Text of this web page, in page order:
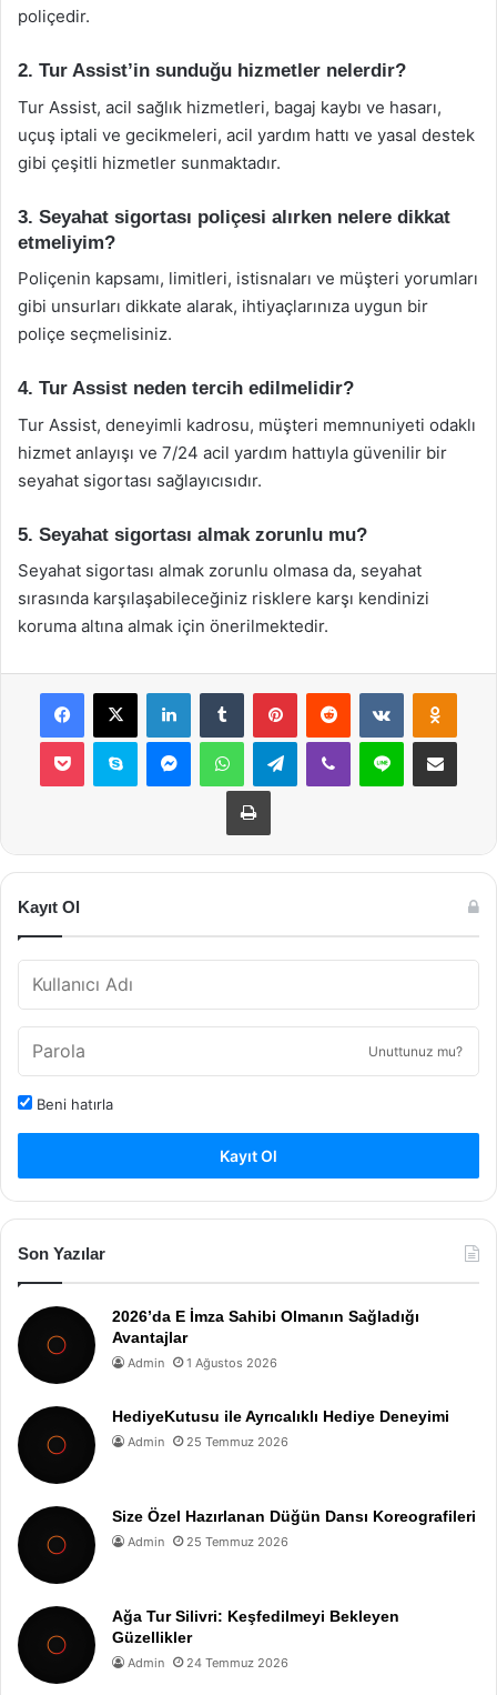
poliçedir.
2. Tur Assist’in sunduğu hizmetler nelerdir?
Tur Assist, acil sağlık hizmetleri, bagaj kaybı ve hasarı,
uçuş iptali ve gecikmeleri, acil yardım hattı ve yasal destek
gibi çeşitli hizmetler sunmaktadır.
3. Seyahat sigortası poliçesi alırken nelere dikkat
etmeliyim?
Poliçenin kapsamı, limitleri, istisnaları ve müşteri yorumları
gibi unsurları dikkate alarak, ihtiyaçlarınıza uygun bir
poliçe seçmelisiniz.
4. Tur Assist neden tercih edilmelidir?
Tur Assist, deneyimli kadrosu, müşteri memnuniyeti odaklı
hizmet anlayışı ve 7/24 acil yardım hattıyla güvenilir bir
seyahat sigortası sağlayıcısıdır.
5. Seyahat sigortası almak zorunlu mu?
Seyahat sigortası almak zorunlu olmasa da, seyahat
sırasında karşılaşabileceğiniz risklere karşı kendinizi
koruma altına almak için önerilmektedir.
Facebook
X LinkedInTumblr PinterestReddit VKontakte
Pocket Skype MessengerWhatsAppTelegramViber Line E-Posta ile
Yazdır
Kayıt Ol
Unuttunuz mu?
Beni hatırla
Kayıt Ol
Son Yazılar
2026’da E İmza Sahibi Olmanın Sağladığı
Avantajlar
Admin 1 Ağustos 2026
HediyeKutusu ile Ayrıcalıklı Hediye Deneyimi
Admin 25 Temmuz 2026
Size Özel Hazırlanan Düğün Dansı Koreografileri
Admin 25 Temmuz 2026
Ağa Tur Silivri: Keşfedilmeyi Bekleyen
Güzellikler
Admin 24 Temmuz 2026